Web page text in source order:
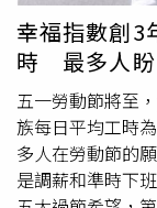
雙重負荷下，職
80.3分。其中高
按行業區分，傳
業的疲勞指數均
理落差。雖然工
努力與自我要求
18.8%甚至給予
幸福指數創3
時 最多人盼
五一勞動節將至，
族每日平均工時
多人在勞動節的
是調薪和準時下